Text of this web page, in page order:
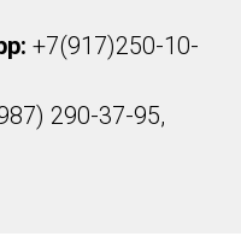
+7(917)250-10-
290-37-95,